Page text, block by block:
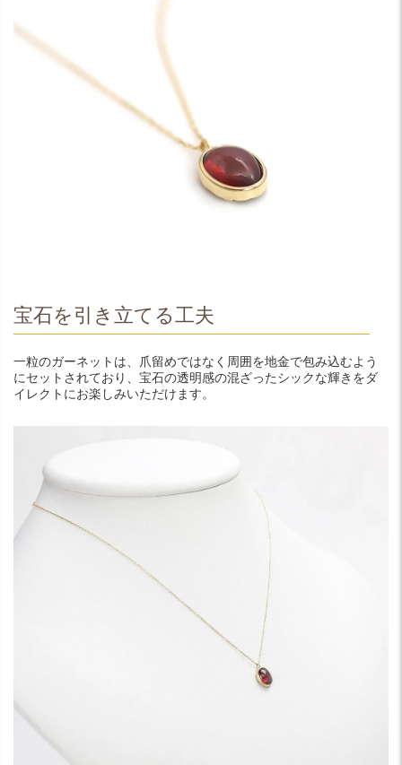
宝石を引き立てる工夫
一粒のガーネットは、爪留めではなく周囲を地金で包み込むよう
にセットされており、宝石の透明感の混ざったシックな輝きをダ
イレクトにお楽しみいただけます。